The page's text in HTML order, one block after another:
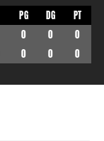
PG DG
PT
0 0
0
0 0 0